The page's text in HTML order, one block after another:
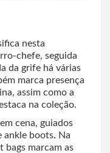
nesta
chefe, seguida
da grife há várias
marca presença
assim como a
na coleção.
cena, guiados
ankle boots. Na
bags marcam as